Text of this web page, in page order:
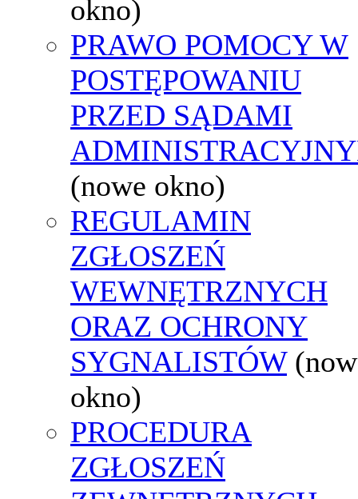
okno)
PRAWO POMOCY W
POSTĘPOWANIU
PRZED SĄDAMI
(nowe okno)
REGULAMIN
ZGŁOSZEŃ
WEWNĘTRZNYCH
ORAZ OCHRONY
SYGNALISTÓW
okno)
PROCEDURA
ZGŁOSZEŃ